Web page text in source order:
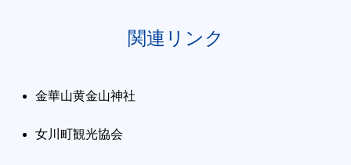
関連リンク
金華山黄金山神社
女川町観光協会